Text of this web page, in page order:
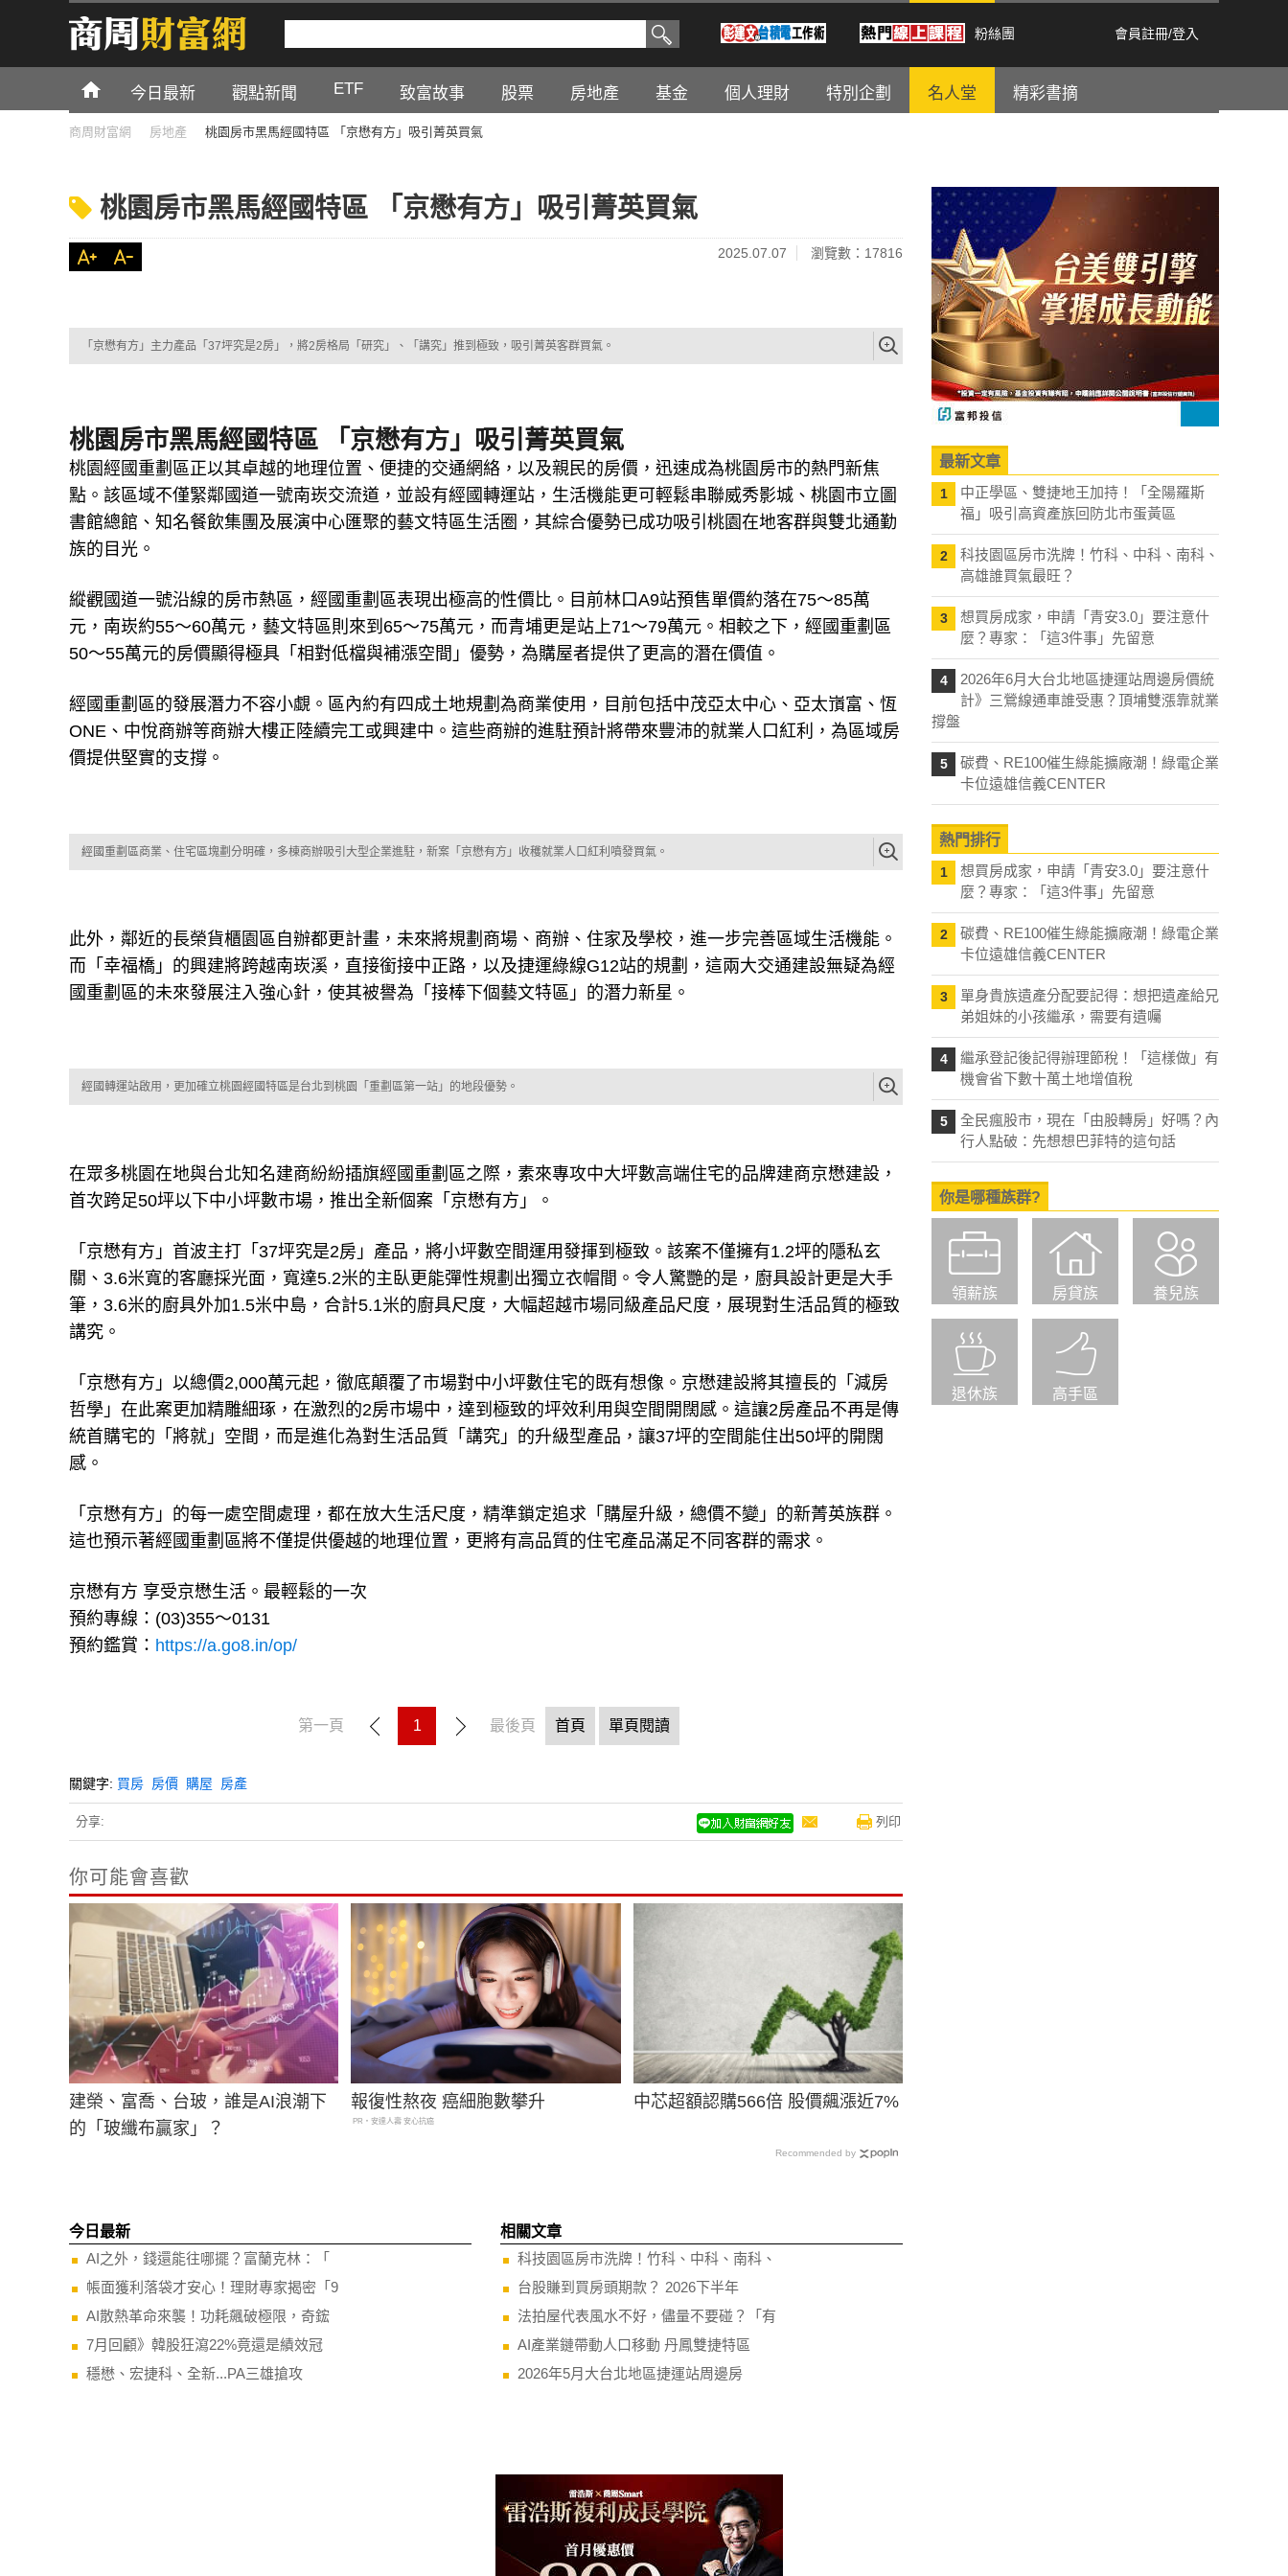
粉絲團 會員註冊/登入
今日最新 觀點新聞 ETF 致富故事 股票 房地產 基金 個人理財 特別企劃 名人堂 精彩書摘
商周財富網 房地產 桃園房市黑馬經國特區 「京懋有方」吸引菁英買氣
桃園房市黑馬經國特區 「京懋有方」吸引菁英買氣
2025.07.07 瀏覽數：17816
「京懋有方」主力產品「37坪究是2房」，將2房格局「研究」、「講究」推到極致，吸引菁英客群買氣。
桃園房市黑馬經國特區 「京懋有方」吸引菁英買氣
桃園經國重劃區正以其卓越的地理位置、便捷的交通網絡，以及親民的房價，迅速成為桃園房市的熱門新焦
點。該區域不僅緊鄰國道一號南崁交流道，並設有經國轉運站，生活機能更可輕鬆串聯威秀影城、桃園市立圖
書館總館、知名餐飲集團及展演中心匯聚的藝文特區生活圈，其綜合優勢已成功吸引桃園在地客群與雙北通勤
族的目光。
縱觀國道一號沿線的房市熱區，經國重劃區表現出極高的性價比。目前林口A9站預售單價約落在75～85萬
元，南崁約55～60萬元，藝文特區則來到65～75萬元，而青埔更是站上71～79萬元。相較之下，經國重劃區
50～55萬元的房價顯得極具「相對低檔與補漲空間」優勢，為購屋者提供了更高的潛在價值。
經國重劃區的發展潛力不容小覷。區內約有四成土地規劃為商業使用，目前包括中茂亞太中心、亞太嵿富、恆
ONE、中悅商辦等商辦大樓正陸續完工或興建中。這些商辦的進駐預計將帶來豐沛的就業人口紅利，為區域房
價提供堅實的支撐。
經國重劃區商業、住宅區塊劃分明確，多棟商辦吸引大型企業進駐，新案「京懋有方」收穫就業人口紅利噴發買氣。
此外，鄰近的長榮貨櫃園區自辦都更計畫，未來將規劃商場、商辦、住家及學校，進一步完善區域生活機能。
而「幸福橋」的興建將跨越南崁溪，直接銜接中正路，以及捷運綠線G12站的規劃，這兩大交通建設無疑為經
國重劃區的未來發展注入強心針，使其被譽為「接棒下個藝文特區」的潛力新星。
經國轉運站啟用，更加確立桃園經國特區是台北到桃園「重劃區第一站」的地段優勢。
在眾多桃園在地與台北知名建商紛紛插旗經國重劃區之際，素來專攻中大坪數高端住宅的品牌建商京懋建設，
首次跨足50坪以下中小坪數市場，推出全新個案「京懋有方」。
「京懋有方」首波主打「37坪究是2房」產品，將小坪數空間運用發揮到極致。該案不僅擁有1.2坪的隱私玄
關、3.6米寬的客廳採光面，寬達5.2米的主臥更能彈性規劃出獨立衣帽間。令人驚艷的是，廚具設計更是大手
筆，3.6米的廚具外加1.5米中島，合計5.1米的廚具尺度，大幅超越市場同級產品尺度，展現對生活品質的極致
講究。
「京懋有方」以總價2,000萬元起，徹底顛覆了市場對中小坪數住宅的既有想像。京懋建設將其擅長的「減房
哲學」在此案更加精雕細琢，在激烈的2房市場中，達到極致的坪效利用與空間開闊感。這讓2房產品不再是傳
統首購宅的「將就」空間，而是進化為對生活品質「講究」的升級型產品，讓37坪的空間能住出50坪的開闊
感。
「京懋有方」的每一處空間處理，都在放大生活尺度，精準鎖定追求「購屋升級，總價不變」的新菁英族群。
這也預示著經國重劃區將不僅提供優越的地理位置，更將有高品質的住宅產品滿足不同客群的需求。
京懋有方 享受京懋生活。最輕鬆的一次
預約專線：(03)355～0131
預約鑑賞： https://a.go8.in/op/
第一頁 1 最後頁 首頁 單頁閱讀
關鍵字: 買房 房價 購屋 房產
分享: 列印
你可能會喜歡
建榮、富喬、台玻，誰是AI浪潮下
的「玻纖布贏家」？
報復性熬夜 癌細胞數攀升
PR・安達人壽 安心抗癌
中芯超額認購566倍 股價飆漲近7%
Recommended by
今日最新
AI之外，錢還能往哪擺？富蘭克林：「
帳面獲利落袋才安心！理財專家揭密「9
AI散熱革命來襲！功耗飆破極限，奇鋐
7月回顧》韓股狂瀉22%竟還是績效冠
穩懋、宏捷科、全新...PA三雄搶攻
相關文章
科技園區房市洗牌！竹科、中科、南科、
台股賺到買房頭期款？ 2026下半年
法拍屋代表風水不好，儘量不要碰？「有
AI產業鏈帶動人口移動 丹鳳雙捷特區
2026年5月大台北地區捷運站周邊房
最新文章
1
中正學區、雙捷地王加持！「全陽羅斯
福」吸引高資產族回防北市蛋黃區
2
科技園區房市洗牌！竹科、中科、南科、
高雄誰買氣最旺？
3
想買房成家，申請「青安3.0」要注意什
麼？專家：「這3件事」先留意
4
2026年6月大台北地區捷運站周邊房價統
計》三鶯線通車誰受惠？頂埔雙漲靠就業
撐盤
5
碳費、RE100催生綠能擴廠潮！綠電企業
卡位遠雄信義CENTER
熱門排行
1
想買房成家，申請「青安3.0」要注意什
麼？專家：「這3件事」先留意
2
碳費、RE100催生綠能擴廠潮！綠電企業
卡位遠雄信義CENTER
3
單身貴族遺產分配要記得：想把遺產給兄
弟姐妹的小孩繼承，需要有遺囑
4
繼承登記後記得辦理節稅！「這樣做」有
機會省下數十萬土地增值稅
5
全民瘋股市，現在「由股轉房」好嗎？內
行人點破：先想想巴菲特的這句話
你是哪種族群?
領薪族 房貸族 養兒族
退休族 高手區